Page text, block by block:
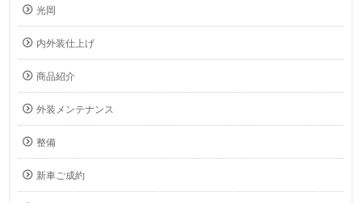
光岡
内外装仕上げ
商品紹介
外装メンテナンス
整備
新車ご成約